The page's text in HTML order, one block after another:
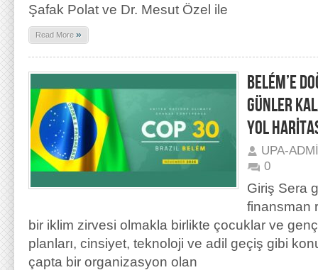
Şafak Polat ve Dr. Mesut Özel ile
Read More »
BELÉM’E
GÜNLER
YOL
UPA-
0
Giriş Sera
finansman
bir iklim zirvesi olmakla birlikte çocuklar ve
planları, cinsiyet, teknoloji ve adil geçiş gibi
çapta bir organizasyon olan